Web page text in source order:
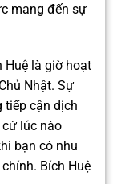
mang đến sự
Huệ là giờ hoạt
Nhật. Sự
tiếp cận dịch
lúc nào
bạn có nhu
Bích Huệ